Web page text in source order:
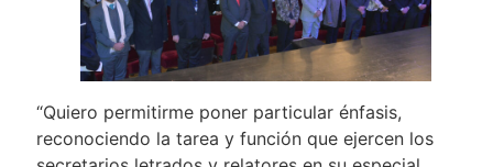
“Quiero permitirme poner particular énfasis,
reconociendo la tarea y función que ejercen los